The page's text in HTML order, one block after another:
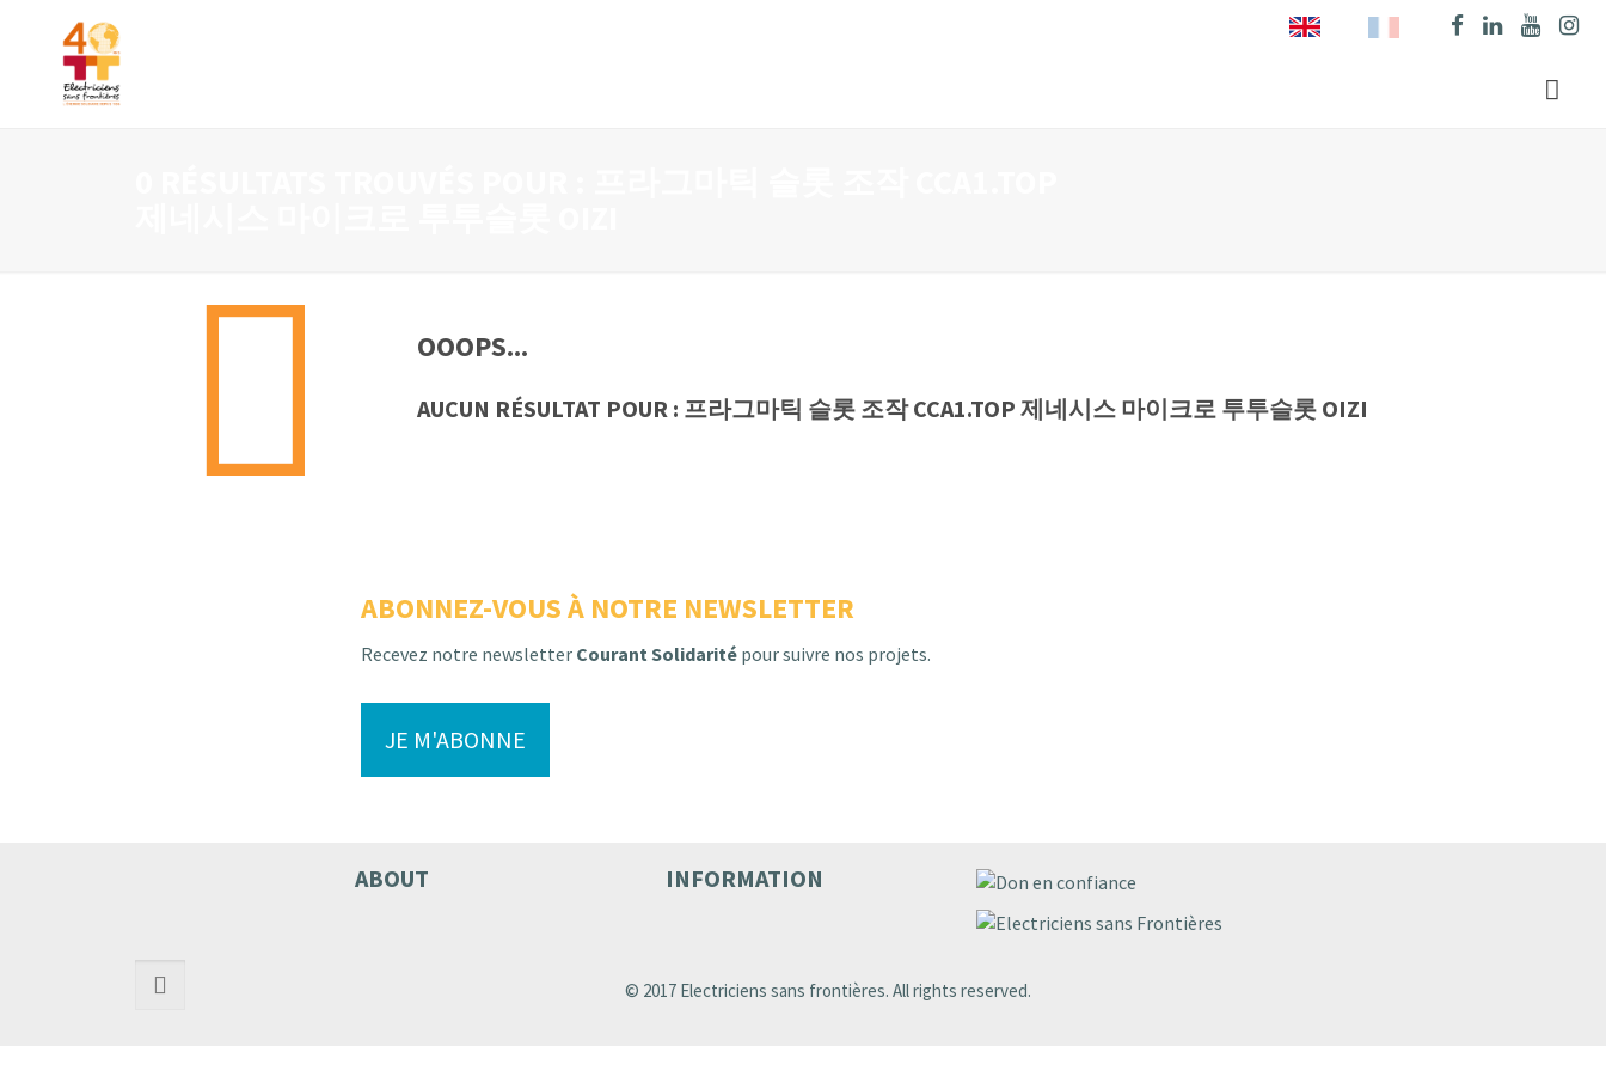
OOOPS...
AUCUN RÉSULTAT POUR : 프라그마틱 슬롯 조작 CCA1.TOP 제네시스 마이크로 투투슬롯 OIZI
ABONNEZ-VOUS À NOTRE NEWSLETTER
Recevez notre newsletter Courant Solidarité pour suivre nos projets.
JE M'ABONNE
ABOUT INFORMATION
© 2017 Electriciens sans frontières. All rights reserved.